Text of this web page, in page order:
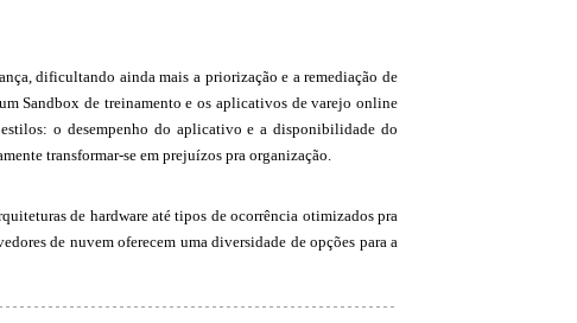
dificultando ainda mais a priorização e a remediação de
Sandbox de treinamento e os aplicativos de varejo online
o desempenho do aplicativo e a disponibilidade do
transformar-se em prejuízos pra organização.
de hardware até tipos de ocorrência otimizados pra
de nuvem oferecem uma diversidade de opções para a